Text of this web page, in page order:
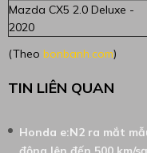
Mazda CX5 2.0 Deluxe -
2020
(Theo bonbanh.com)
TIN LIÊN QUAN
Honda e:N2 ra mắt